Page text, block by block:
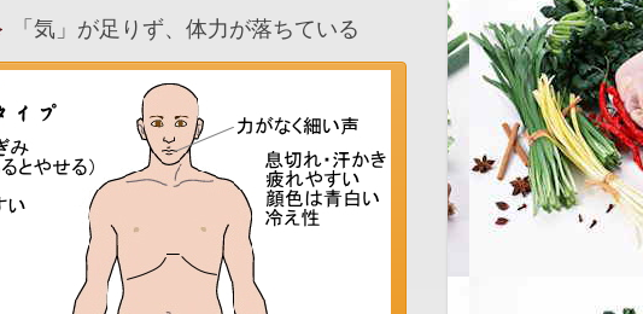
「気」が足りず、体力が落ちている